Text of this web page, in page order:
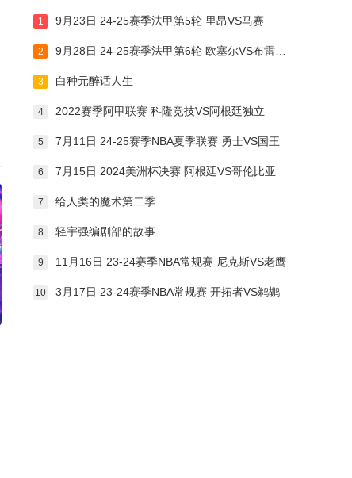
1 9月23日 24-25赛季法甲第5轮 里昂VS马赛
2 9月28日 24-25赛季法甲第6轮 欧塞尔VS布雷斯特
3 白种元醉话人生
4 2022赛季阿甲联赛 科隆竞技VS阿根廷独立
5 7月11日 24-25赛季NBA夏季联赛 勇士VS国王
6 7月15日 2024美洲杯决赛 阿根廷VS哥伦比亚
7 给人类的魔术第二季
8 轻宇强编剧部的故事
9 11月16日 23-24赛季NBA常规赛 尼克斯VS老鹰
10 3月17日 23-24赛季NBA常规赛 开拓者VS鹈鹕